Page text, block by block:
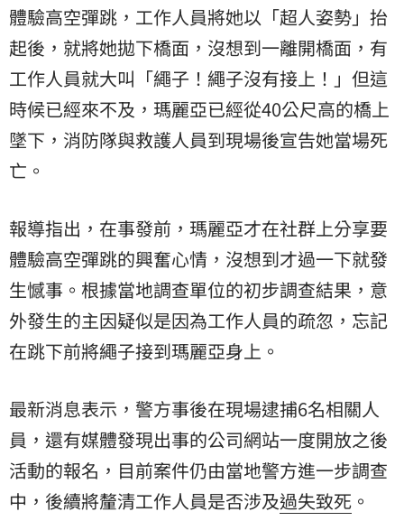
體驗高空彈跳，工作人員將她以「超人姿勢」抬
起後，就將她拋下橋面，沒想到一離開橋面，有
工作人員就大叫「繩子！繩子沒有接上！」但這
時候已經來不及，瑪麗亞已經從40公尺高的橋上
墜下，消防隊與救護人員到現場後宣告她當場死
亡。
報導指出，在事發前，瑪麗亞才在社群上分享要
體驗高空彈跳的興奮心情，沒想到才過一下就發
生憾事。根據當地調查單位的初步調查結果，意
外發生的主因疑似是因為工作人員的疏忽，忘記
在跳下前將繩子接到瑪麗亞身上。
最新消息表示，警方事後在現場逮捕6名相關人
員，還有媒體發現出事的公司網站一度開放之後
活動的報名，目前案件仍由當地警方進一步調查
中，後續將釐清工作人員是否涉及過失致死 。